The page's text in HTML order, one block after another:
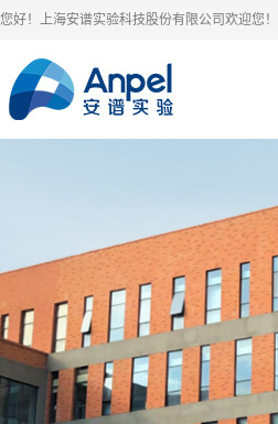
您好！上海安谱实验科技股份有限公司欢迎您！